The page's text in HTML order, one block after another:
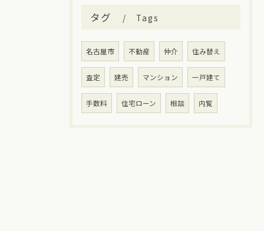
タグ Tags
名古屋市 不動産 仲介 住み替え
査定 建売 マンション 一戸建て
手数料 住宅ローン 相談 内覧